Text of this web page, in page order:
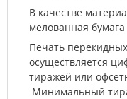
В качестве
мелованная
Печать
осуществляется
тиражей или
Минимальный